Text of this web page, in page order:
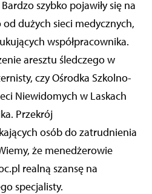
szybko pojawiły się na
dużych sieci medycznych,
współpracownika.
aresztu śledczego w
czy Ośrodka Szkolno-
Niewidomych w Laskach
Przekrój
osób do zatrudnienia
że menedżerowie
realną szansę na
specjalisty.